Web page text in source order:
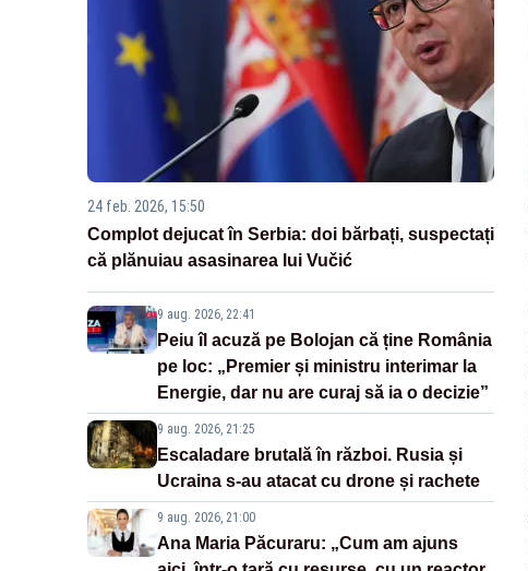
24 feb. 2026, 15:50
Complot dejucat în Serbia: doi bărbați, suspectați
că plănuiau asasinarea lui Vučić
9 aug. 2026, 22:41
Peiu îl acuză pe Bolojan că ține România
pe loc: „Premier și ministru interimar la
Energie, dar nu are curaj să ia o decizie”
9 aug. 2026, 21:25
Escaladare brutală în război. Rusia și
Ucraina s-au atacat cu drone și rachete
9 aug. 2026, 21:00
Ana Maria Păcuraru: „Cum am ajuns